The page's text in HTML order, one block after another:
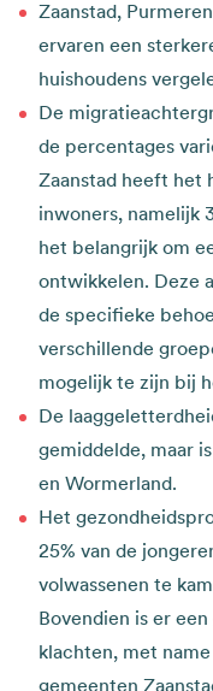
Zaanstad,
ervaren een
huishoudens
De
de percentages
Zaanstad heeft het
inwoners, namelijk
het belangrijk om
ontwikkelen. Deze
de specifieke
verschillende
mogelijk te zijn bij
De
gemiddelde, maar
en Wormerland.
Het
25% van de
volwassenen te
Bovendien is er
klachten, met
gemeenten